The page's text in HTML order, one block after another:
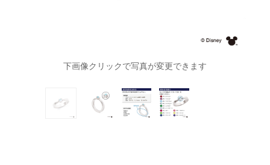
下画像クリックで写真が変更できます